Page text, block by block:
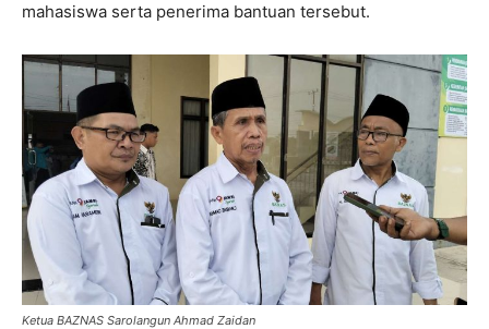
mahasiswa serta penerima bantuan tersebut.
Ketua BAZNAS Sarolangun Ahmad Zaidan